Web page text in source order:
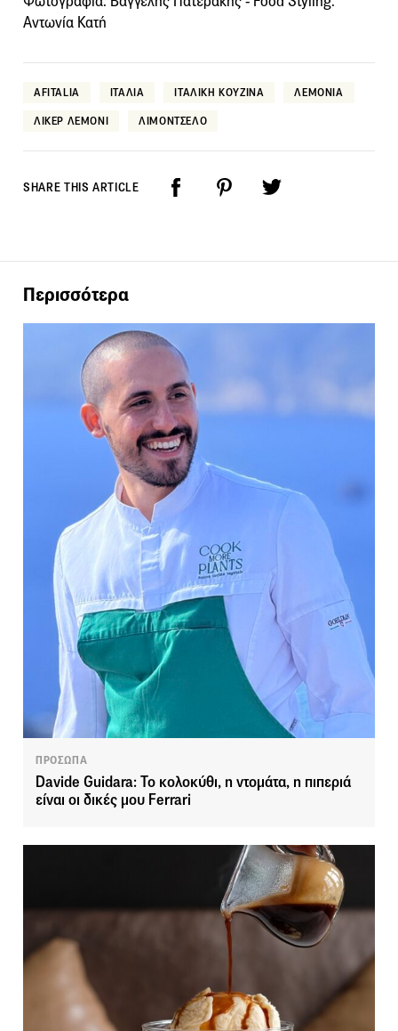
Αντωνία Κατή
AFITALIA ΙΤΑΛΙΑ ΙΤΑΛΙΚΗ ΚΟΥΖΙΝΑ ΛΕΜΟΝΙΑ
ΛΙΚΕΡ ΛΕΜΟΝΙ ΛΙΜΟΝΤΣΕΛΟ
SHARE THIS ARTICLE
Περισσότερα
ΠΡΟΣΩΠΑ
Davide Guidara: Το κολοκύθι, η ντομάτα, η πιπεριά
είναι οι δικές μου Ferrari